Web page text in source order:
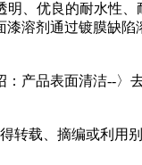
、优良的耐水性、
溶剂通过镀膜缺
品表面清洁--〉去
转载、摘编或利用